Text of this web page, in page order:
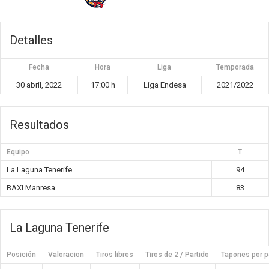
Detalles
Fecha Hora Liga Temporada
30 abril, 2022 17:00 h Liga Endesa 2021/2022
Resultados
Equipo T
La Laguna Tenerife
94
BAXI Manresa
83
La Laguna Tenerife
Posición Valoracion Tiros libres Tiros de 2 / Partido Tapones por